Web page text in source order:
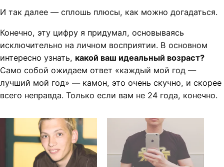
И так далее — сплошь плюсы, как можно догадаться.
Конечно, эту цифру я придумал, основываясь
исключительно на личном восприятии. В основном
интересно узнать, какой ваш идеальный возраст?
Само собой ожидаем ответ «каждый мой год —
лучший мой год» — камон, это очень скучно, и скорее
всего неправда. Только если вам не 24 года, конечно.